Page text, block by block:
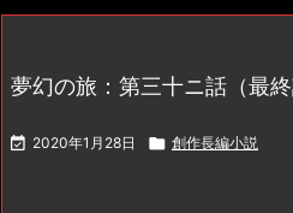
夢幻の旅：第三十ニ話（最終
 2020年1月28日  創作長編小説